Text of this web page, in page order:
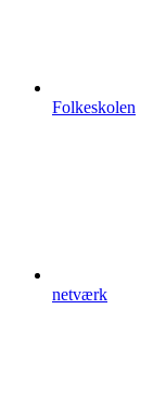
Folkeskolen
netværk